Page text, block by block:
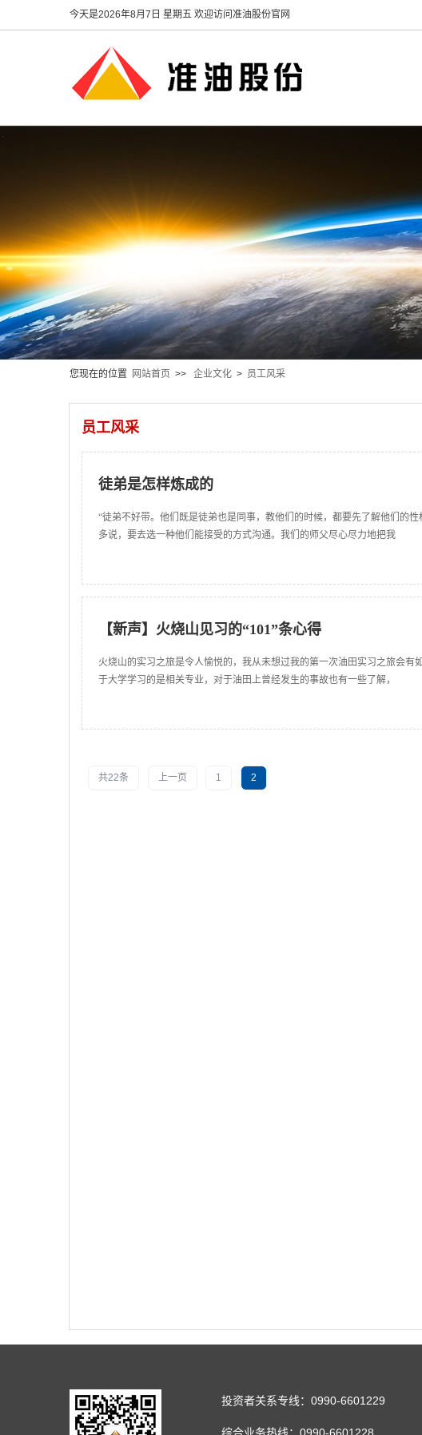
今天是2026年8月7日 星期五 欢迎访问准油股份官网
您现在的位置 网站首页 >> 企业文化 > 员工风采
员工风采
徒弟是怎样炼成的
“徒弟不好带。他们既是徒弟也是同事，教他们的时候，都要先了解他们的
多说，要去选一种他们能接受的方式沟通。我们的师父尽心尽力地把我
【新声】火烧山见习的“101”条心得
火烧山的实习之旅是令人愉悦的，我从未想过我的第一次油田实习之旅会
于大学学习的是相关专业，对于油田上曾经发生的事故也有一些了解，
共22条 上一页 1 2
投资者关系专线：0990-6601229